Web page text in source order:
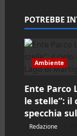
n
e
a
r
t
POTREBBE
Ambiente
Ente Parco
le stelle”: il
specchia
Redazione